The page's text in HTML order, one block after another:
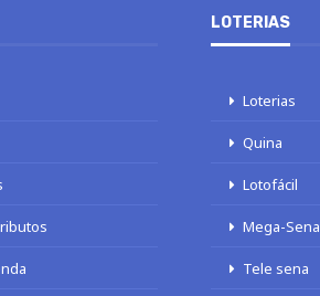
LOTERIAS
Loterias
Quina
Lotofácil
Mega-Sena
Tele sena